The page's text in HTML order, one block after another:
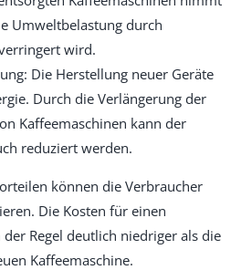
Umweltbelastung durch
wird.
Die Herstellung neuer Geräte
Durch die Verlängerung der
Kaffeemaschinen kann der
reduziert werden.
können die Verbraucher
Die Kosten für einen
Regel deutlich niedriger als die
Kaffeemaschine.